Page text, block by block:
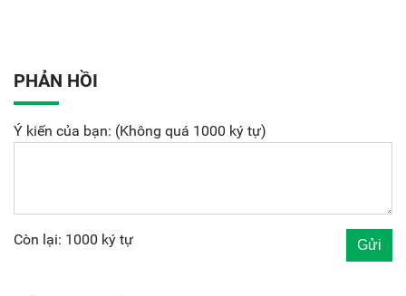
PHẢN HỒI
Ý kiến của bạn: (Không quá 1000 ký tự)
Còn lại: 1000 ký tự